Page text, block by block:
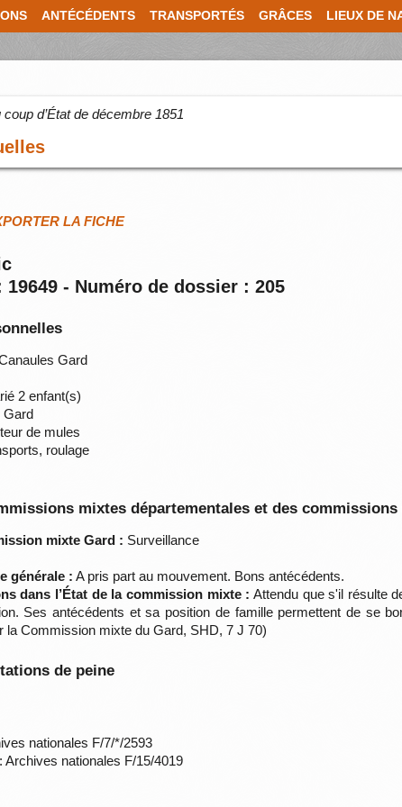
ANTÉCÉDENTS TRANSPORTÉS GRÂCES LIEUX DE
d’État de décembre 1851
LA FICHE
19649 - Numéro de dossier : 205
Gard
2 enfant(s)
Gard
de mules
roulage
mixtes départementales et des
mixte Gard : Surveillance
générale : A pris part au mouvement. Bons antécédents.
dans l’État de la commission mixte : Attendu que s'il résulte
Ses antécédents et sa position de famille permettent de se
la Commission mixte du Gard, SHD, 7 J 70)
de peine
nationales F/7/*/2593
: Archives nationales F/15/4019